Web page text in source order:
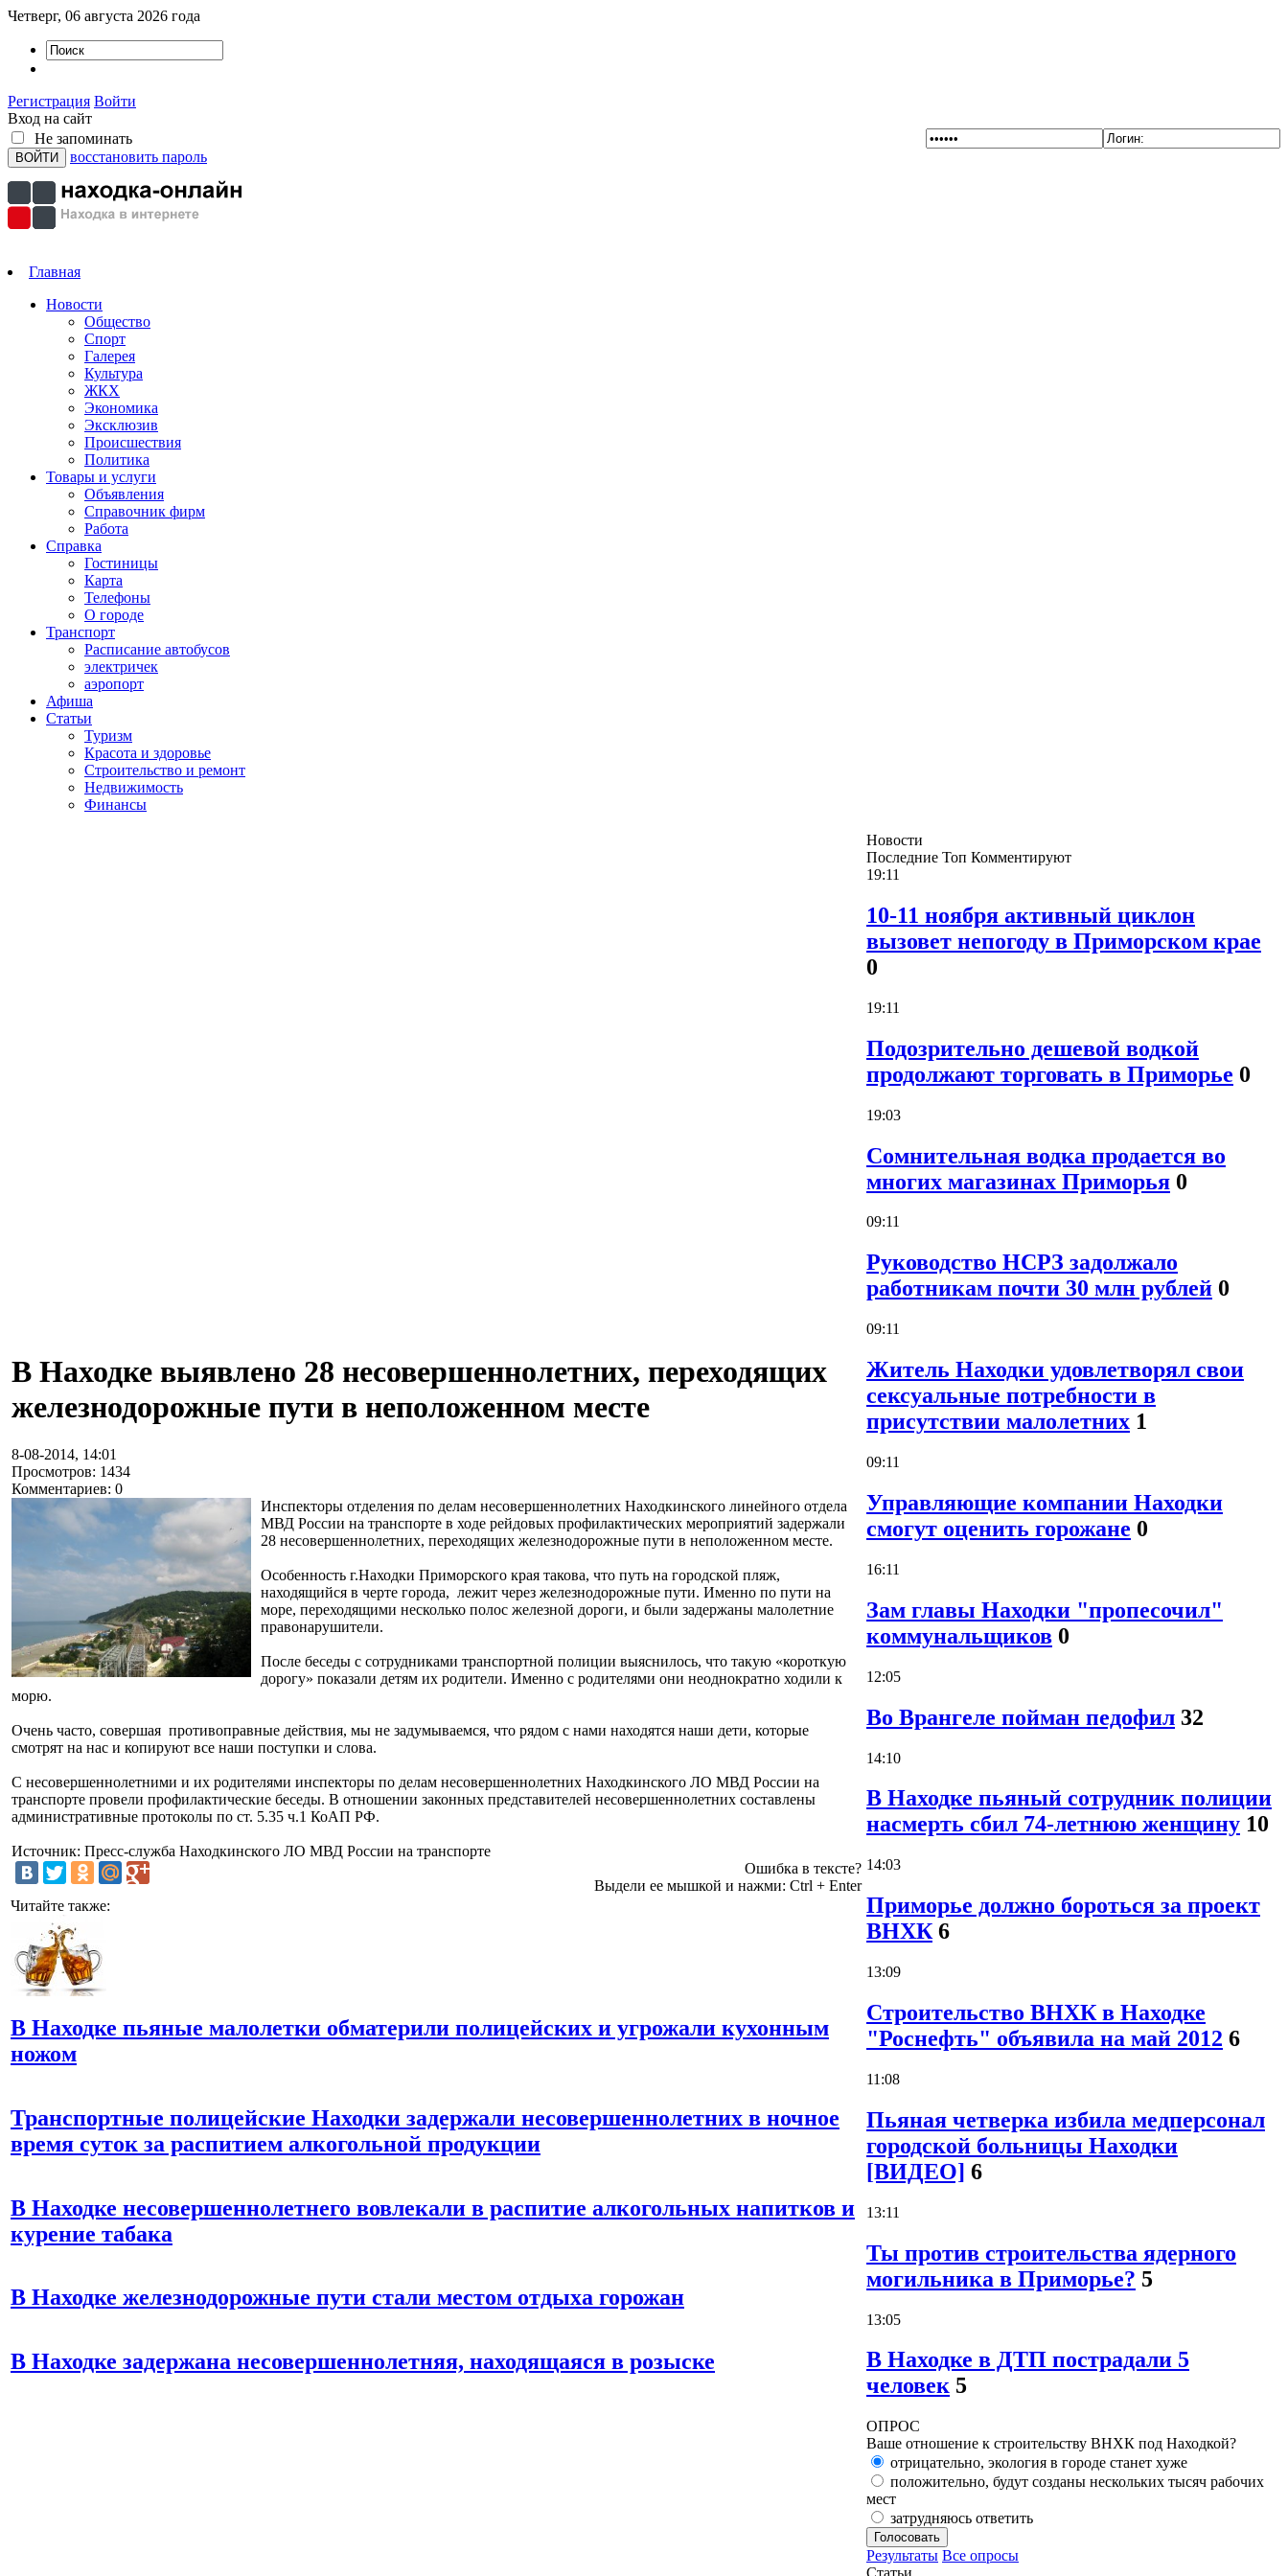
Четверг, 06 августа 2026 года
Регистрация Войти
Вход на сайт
Не запоминать
восстановить пароль
Главная
Новости
Общество
Спорт
Галерея
Культура
ЖКХ
Экономика
Эксклюзив
Проиcшествия
Политика
Товары и услуги
Объявления
Справочник фирм
Работа
Справка
Гостиницы
Карта
Телефоны
О городе
Транспорт
Расписание автобусов
электричек
аэропорт
Афиша
Статьи
Туризм
Красота и здоровье
Строительство и ремонт
Недвижимость
Финансы
В Находке выявлено 28 несовершеннолетних, переходящих
железнодорожные пути в неположенном месте
8-08-2014, 14:01
Просмотров: 1434
Комментариев: 0
Инспекторы отделения по делам несовершеннолетних Находкинского линейного отдела
МВД России на транспорте в ходе рейдовых профилактических мероприятий задержали
28 несовершеннолетних, переходящих железнодорожные пути в неположенном месте.
Особенность г.Находки Приморского края такова, что путь на городской пляж,
находящийся в черте города, лежит через железнодорожные пути. Именно по пути на
море, переходящими несколько полос железной дороги, и были задержаны малолетние
правонарушители.
После беседы с сотрудниками транспортной полиции выяснилось, что такую «короткую
дорогу» показали детям их родители. Именно с родителями они неоднократно ходили к
морю.
Очень часто, совершая противоправные действия, мы не задумываемся, что рядом с нами находятся наши дети, которые
смотрят на нас и копируют все наши поступки и слова.
С несовершеннолетними и их родителями инспекторы по делам несовершеннолетних Находкинского ЛО МВД России на
транспорте провели профилактические беседы. В отношении законных представителей несовершеннолетних составлены
административные протоколы по ст. 5.35 ч.1 КоАП РФ.
Источник: Пресс-служба Находкинского ЛО МВД России на транспорте
Ошибка в тексте?
Выдели ее мышкой и нажми: Ctrl + Enter
Читайте также:
В Находке пьяные малолетки обматерили полицейских и угрожали кухонным
ножом
Транспортные полицейские Находки задержали несовершеннолетних в ночное
время суток за распитием алкогольной продукции
В Находке несовершеннолетнего вовлекали в распитие алкогольных напитков и
курение табака
В Находке железнодорожные пути стали местом отдыха горожан
В Находке задержана несовершеннолетняя, находящаяся в розыске
Новости
Последние Топ Комментируют
19:11
10-11 ноября активный циклон
вызовет непогоду в Приморском крае
0
19:11
Подозрительно дешевой водкой
продолжают торговать в Приморье 0
19:03
Сомнительная водка продается во
многих магазинах Приморья 0
09:11
Руководство НСРЗ задолжало
работникам почти 30 млн рублей 0
09:11
Житель Находки удовлетворял свои
сексуальные потребности в
присутствии малолетних 1
09:11
Управляющие компании Находки
смогут оценить горожане 0
16:11
Зам главы Находки "пропесочил"
коммунальщиков 0
12:05
Во Врангеле пойман педофил 32
14:10
В Находке пьяный сотрудник полиции
насмерть сбил 74-летнюю женщину 10
14:03
Приморье должно бороться за проект
ВНХК 6
13:09
Строительство ВНХК в Находке
"Роснефть" объявила на май 2012 6
11:08
Пьяная четверка избила медперсонал
городской больницы Находки
[ВИДЕО] 6
13:11
Ты против строительства ядерного
могильника в Приморье? 5
13:05
В Находке в ДТП пострадали 5
человек 5
ОПРОС
Ваше отношение к строительству ВНХК под Находкой?
отрицательно, экология в городе станет хуже
положительно, будут созданы нескольких тысяч рабочих
мест
затрудняюсь ответить
Голосовать
Результаты Все опросы